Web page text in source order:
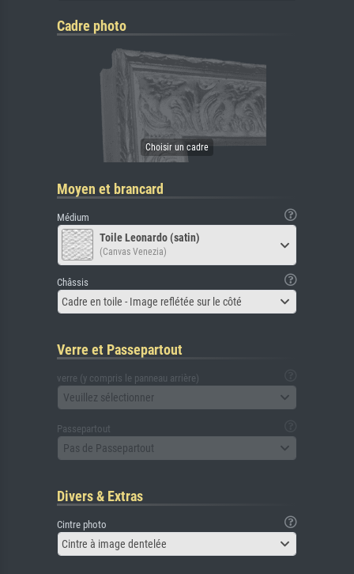
Cadre photo
Moyen et brancard
Médium
Toile Leonardo (satin)
(Canvas Venezia)
Châssis
Cadre en toile - Image reflétée sur le côté
Verre et Passepartout
verre (y compris le panneau arrière)
Veuillez sélectionner
Passepartout
Pas de Passepartout
Divers & Extras
Cintre photo
Cintre à image dentelée